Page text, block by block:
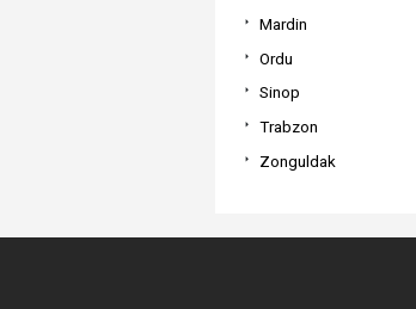
Mardin
Ordu
Sinop
Trabzon
Zonguldak